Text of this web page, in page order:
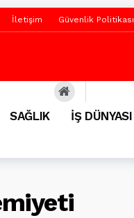
İletişim Güvenlik Politikası
SAĞLIK İŞ DÜNYASI